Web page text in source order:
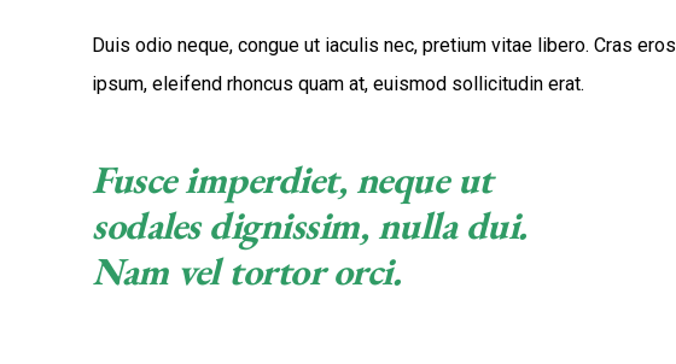
Duis odio neque, congue ut iaculis nec, pretium vitae libero. Cras eros
ipsum, eleifend rhoncus quam at, euismod sollicitudin erat.
Fusce imperdiet, neque ut
sodales dignissim, nulla dui.
Nam vel tortor orci.